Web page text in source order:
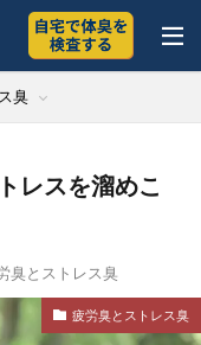
臭
レスを溜めこ
臭とストレス臭
疲労臭とストレス臭